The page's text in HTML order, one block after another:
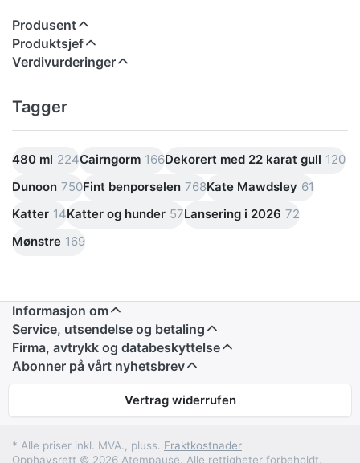
Produsent
Produktsjef
Verdivurderinger
Tagger
480 ml 224Cairngorm 166Dekorert med 22 karat gull 120
Dunoon 750Fint benporselen 768Kate Mawdsley 61
Katter 14Katter og hunder 57Lansering i 2026 72
Mønstre 169
Informasjon om
Service, utsendelse og betaling
Firma, avtrykk og databeskyttelse
Abonner på vårt nyhetsbrev
Vertrag widerrufen
* Alle priser inkl. MVA., pluss. Fraktkostnader
Opphavsrett © 2026 Atempause. Alle rettigheter forbeholdt.